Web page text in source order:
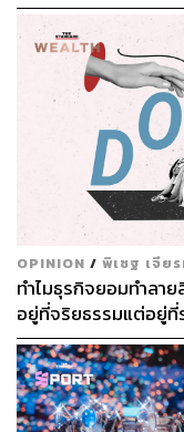
OPINION / พิเชฐ เจีย
ทำไมธุรกิจยอมทำลา
อยู่ที่จริยธรรมแต่อยู่ที่